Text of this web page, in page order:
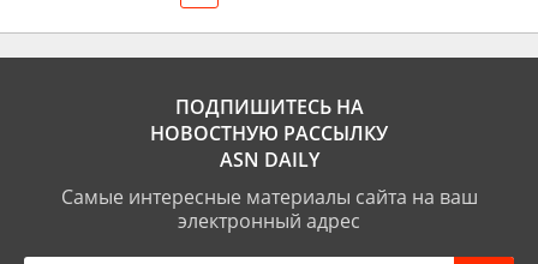
ПОДПИШИТЕСЬ НА
НОВОСТНУЮ РАССЫЛКУ
ASN DAILY
Самые интересные материалы сайта на ваш
электронный адрес